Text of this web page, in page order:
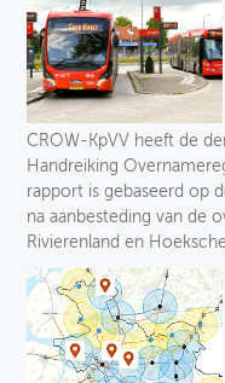
CROW-KpVV heeft de
Handreiking
rapport is gebaseerd op
na aanbesteding van de
Rivierenland en